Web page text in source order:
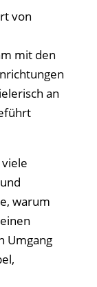
von
mit den
an
warum
Umgang